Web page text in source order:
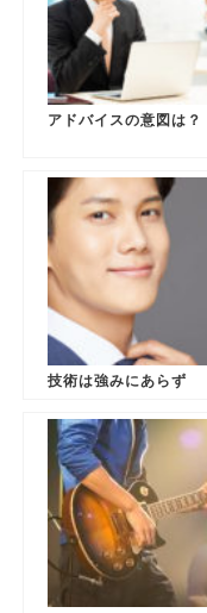
アドバイスの意図は？
技術は強みにあらず